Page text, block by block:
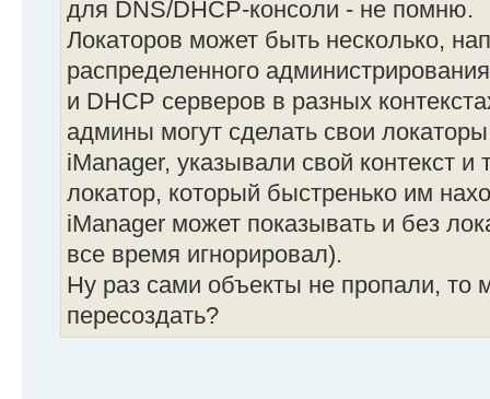
для DNS/DHCP-консоли - не помню.
Локаторов может быть несколько,
распределенного
и DHCP серверов в разных
админы могут сделать свои
iManager, указывали свой контекст и
локатор, который быстренько им
iManager может показывать и без
все время игнорировал).
Ну раз сами объекты не пропали, то
пересоздать?